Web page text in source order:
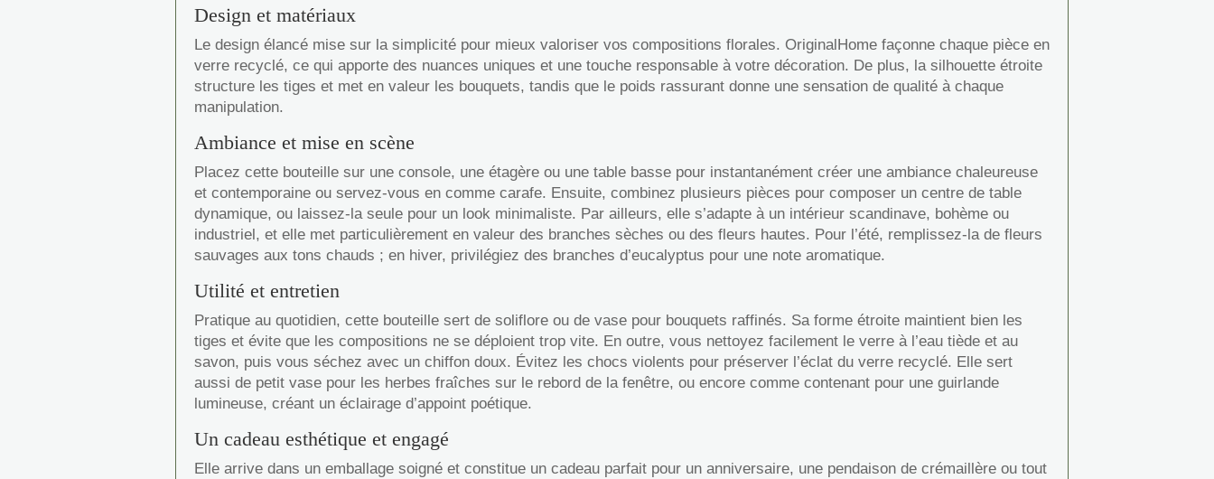
Design et matériaux
Le design élancé mise sur la simplicité pour mieux valoriser vos compositions florales. OriginalHome façonne chaque pièce en
verre recyclé, ce qui apporte des nuances uniques et une touche responsable à votre décoration. De plus, la silhouette étroite
structure les tiges et met en valeur les bouquets, tandis que le poids rassurant donne une sensation de qualité à chaque
manipulation.
Ambiance et mise en scène
Placez cette bouteille sur une console, une étagère ou une table basse pour instantanément créer une ambiance chaleureuse
et contemporaine ou servez-vous en comme carafe. Ensuite, combinez plusieurs pièces pour composer un centre de table
dynamique, ou laissez-la seule pour un look minimaliste. Par ailleurs, elle s’adapte à un intérieur scandinave, bohème ou
industriel, et elle met particulièrement en valeur des branches sèches ou des fleurs hautes. Pour l’été, remplissez-la de fleurs
sauvages aux tons chauds ; en hiver, privilégiez des branches d’eucalyptus pour une note aromatique.
Utilité et entretien
Pratique au quotidien, cette bouteille sert de soliflore ou de vase pour bouquets raffinés. Sa forme étroite maintient bien les
tiges et évite que les compositions ne se déploient trop vite. En outre, vous nettoyez facilement le verre à l’eau tiède et au
savon, puis vous séchez avec un chiffon doux. Évitez les chocs violents pour préserver l’éclat du verre recyclé. Elle sert
aussi de petit vase pour les herbes fraîches sur le rebord de la fenêtre, ou encore comme contenant pour une guirlande
lumineuse, créant un éclairage d’appoint poétique.
Un cadeau esthétique et engagé
Elle arrive dans un emballage soigné et constitue un cadeau parfait pour un anniversaire, une pendaison de crémaillère ou tout